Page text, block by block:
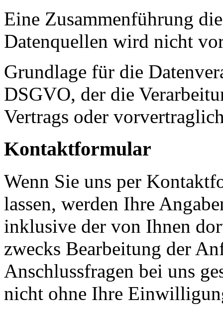
Eine Zusammenführung
Datenquellen wird nicht
Grundlage für die
DSGVO, der die
Vertrags oder
Kontaktformular
Wenn Sie uns per
lassen, werden Ihre
inklusive der von Ihnen
zwecks Bearbeitung der
Anschlussfragen bei uns
nicht ohne Ihre